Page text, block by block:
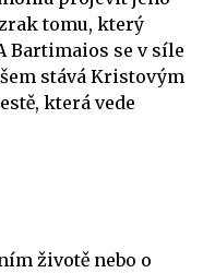
tomu, který
Bartimaios se v síle
stává Kristovým
která vede
životě nebo o